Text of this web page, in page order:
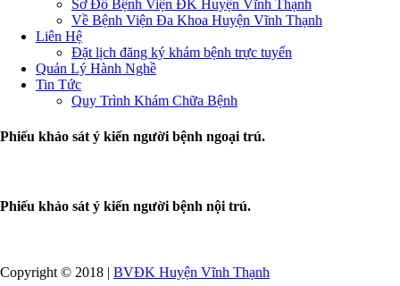
Sơ Đồ Bệnh Viện ĐK Huyện Vĩnh Thạnh
Về Bệnh Viện Đa Khoa Huyện Vĩnh Thạnh
Liên Hệ
Đặt lịch đăng ký khám bệnh trực tuyến
Quản Lý Hành Nghề
Tin Tức
Quy Trình Khám Chữa Bệnh
Phiếu khảo sát ý kiến người bệnh ngoại trú.
Phiếu khảo sát ý kiến người bệnh nội trú.
Copyright © 2018 | BVĐK Huyện Vĩnh Thạnh